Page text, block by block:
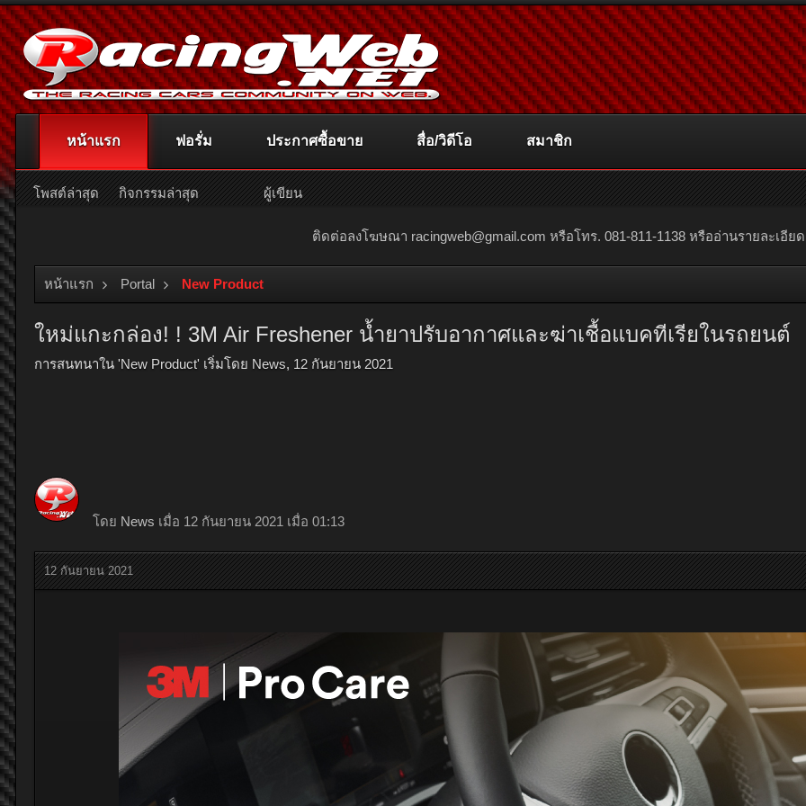
ติดต่อลงโฆษณา racingweb@gmail.com หรือโทร. 081-811-1138 หรืออ่านรายละเอีย
หน้าแรก Portal New Product
ใหม่แกะกล่อง! ! 3M Air Freshener น้ำยาปรับอากาศและฆ่าเชื้อแบคทีเรียในรถยนต์
การสนทนาใน 'New Product' เริ่มโดย News, 12 กันยายน 2021
โดย News เมื่อ 12 กันยายน 2021 เมื่อ 01:13
12 กันยายน 2021
หน้าแรก
โพสต์ล่าสุด กิจกรรมล่าสุด ผู้เขียน
ฟอรั่ม ประกาศซื้อขาย สื่อ/วิดีโอ สมาชิก